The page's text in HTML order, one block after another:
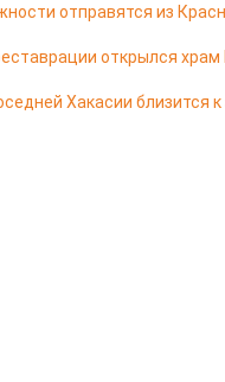
отправятся из
открылся
Хакасии близится